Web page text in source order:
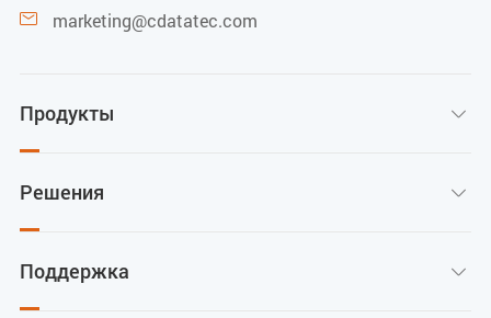
 marketing@cdatatec.com
Продукты 
Решения 
Поддержка 